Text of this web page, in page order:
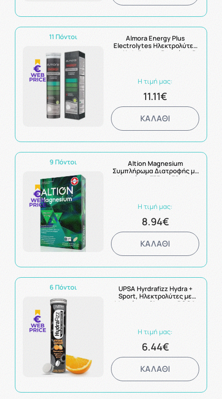
11 Πόντοι
Almora Energy Plus
Electrolytes Ηλεκτρολύτες
με Καφεϊνη και Βιταμίνες Β
Η τιμή μας:
11.11€
ΚΑΛΑΘΙ
9 Πόντοι
Altion Magnesium
Συμπλήρωμα Διατροφής με
Μαγνήσιο 375mg 30tabs
Η τιμή μας:
8.94€
ΚΑΛΑΘΙ
6 Πόντοι
UPSA Hyrdrafizz Hydra +
Sport, Ηλεκτρολύτες με
Μαγνήσιο, Ginseng, BCCA
Η τιμή μας:
6.44€
ΚΑΛΑΘΙ